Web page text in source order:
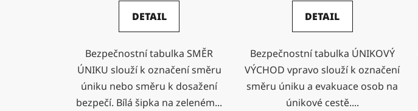
DETAIL
Bezpečnostní tabulka SMĚR
ÚNIKU slouží k označení směru
úniku nebo směru k dosažení
bezpečí. Bílá šipka na zeleném...
DETAIL
Bezpečnostní tabulka ÚNIKOVÝ
VÝCHOD vpravo slouží k označení
směru úniku a evakuace osob na
únikové cestě....